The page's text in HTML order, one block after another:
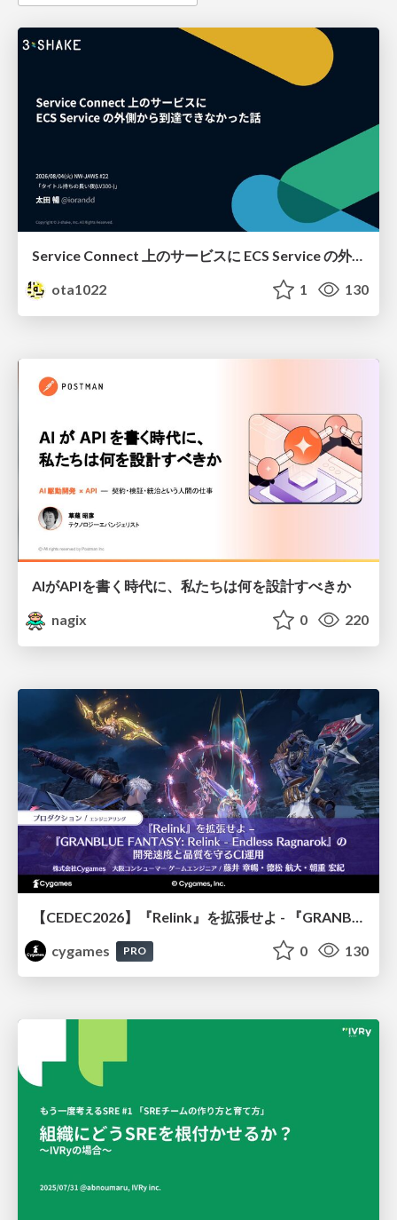
Service Connect 上のサービスに ECS Service の外側から到達できなかった話
ota1022
1 130
AIがAPIを書く時代に、私たちは何を設計すべきか
nagix
0 220
cygames
PRO 0 130